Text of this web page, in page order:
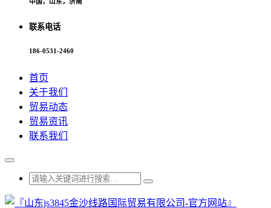
联系电话
186-0531-2460
首页
关于我们
贸易动态
贸易资讯
联系我们